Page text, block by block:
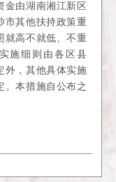
金由湖南湘江新区
市其他扶持政策重
就高不就低、不重
施细则由各区县
外，其他具体实施
。本措施自公布之